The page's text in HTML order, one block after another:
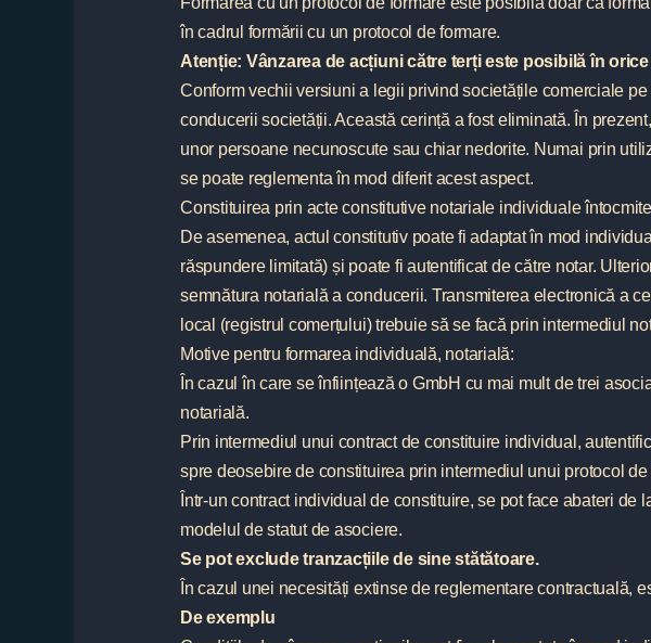
în cadrul formării cu un protocol de formare.
Atenție: Vânzarea de acțiuni către terți este posibilă în
Conform vechii versiuni a legii privind societățile comerciale
conducerii societății. Această cerință a fost eliminată. În
unor persoane necunoscute sau chiar nedorite. Numai prin
se poate reglementa în mod diferit acest aspect.
Constituirea prin acte constitutive notariale individuale
De asemenea, actul constitutiv poate fi adaptat în mod
răspundere limitată) și poate fi autentificat de către notar.
semnătura notarială a conducerii. Transmiterea electronică a
local (registrul comerțului) trebuie să se facă prin intermediul
Motive pentru formarea individuală, notarială:
În cazul în care se înființează o GmbH cu mai mult de trei
notarială.
Prin intermediul unui contract de constituire individual,
spre deosebire de constituirea prin intermediul unui protocol
Într-un contract individual de constituire, se pot face abateri
modelul de statut de asociere.
Se pot exclude tranzacțiile de sine stătătoare.
În cazul unei necesități extinse de reglementare contractuală,
De exemplu